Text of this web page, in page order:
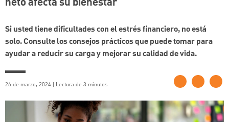
Si usted tiene dificultades con el estrés financiero, no está
solo. Consulte los consejos prácticos que puede tomar para
ayudar a reducir su carga y mejorar su calidad de vida.
26 de marzo, 2024 | Lectura de 3 minutos